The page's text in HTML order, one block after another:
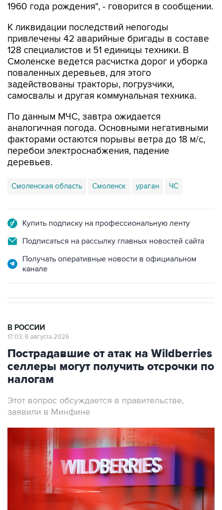
1960 года рождения", - говорится в сообщении.
К ликвидации последствий непогоды
привлечены 42 аварийные бригады в составе
128 специалистов и 51 единицы техники. В
Смоленске ведется расчистка дорог и уборка
поваленных деревьев, для этого
задействованы тракторы, погрузчики,
самосвалы и другая коммунальная техника.
По данным МЧС, завтра ожидается
аналогичная погода. Основными негативными
факторами остаются порывы ветра до 18 м/с,
перебои электроснабжения, падение
деревьев.
Смоленская область Смоленск ураган ЧС
Купить подписку на профессиональную ленту
Подписаться на рассылку главных новостей сайта
Получать оперативные новости в официальном
канале
В РОССИИ
17:03, 6 августа 2026
Пострадавшие от атак на Wildberries
селлеры могут получить отсрочки по
налогам
Этот вопрос обсуждается в правительстве,
заявили в Минфине